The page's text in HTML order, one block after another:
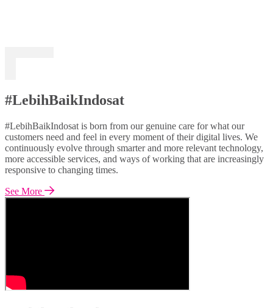
#LebihBaikIndosat
#LebihBaikIndosat is born from our genuine care for what our
customers need and feel in every moment of their digital lives. We
continuously evolve through smarter and more relevant technology,
more accessible services, and ways of working that are increasingly
responsive to changing times.
See More